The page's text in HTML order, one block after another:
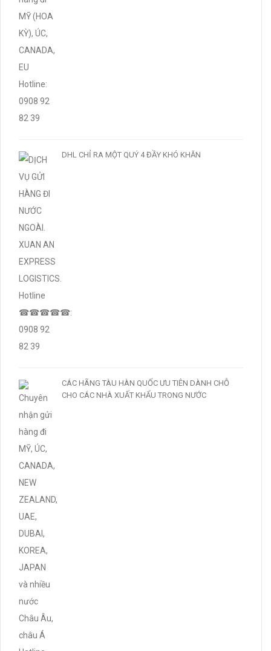
DHL CHỈ RA MỘT QUÝ 4 ĐẦY KHÓ KHĂN
CÁC HÃNG TÀU HÀN QUỐC ƯU TIÊN DÀNH CHỖ
CHO CÁC NHÀ XUẤT KHẨU TRONG NƯỚC